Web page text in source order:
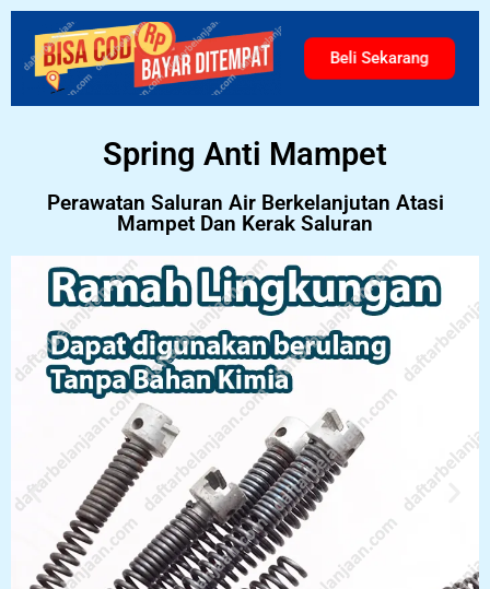
Beli Sekarang
Spring Anti Mampet
Perawatan Saluran Air Berkelanjutan Atasi
Mampet Dan Kerak Saluran